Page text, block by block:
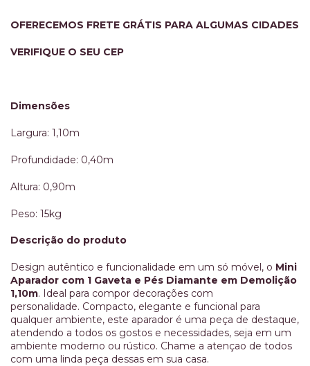
OFERECEMOS FRETE GRÁTIS PARA ALGUMAS CIDADES
VERIFIQUE O SEU CEP
Dimensões
Largura: 1,10m
Profundidade: 0,40m
Altura: 0,90m
Peso: 15kg
Descrição do produto
Design autêntico e funcionalidade em um só móvel, o Mini
Aparador com 1 Gaveta e Pés Diamante em Demolição
1,10m. Ideal para compor decorações com
personalidade. Compacto, elegante e funcional para
qualquer ambiente, este aparador é uma peça de destaque,
atendendo a todos os gostos e necessidades, seja em um
ambiente moderno ou rústico. Chame a atençao de todos
com uma linda peça dessas em sua casa.